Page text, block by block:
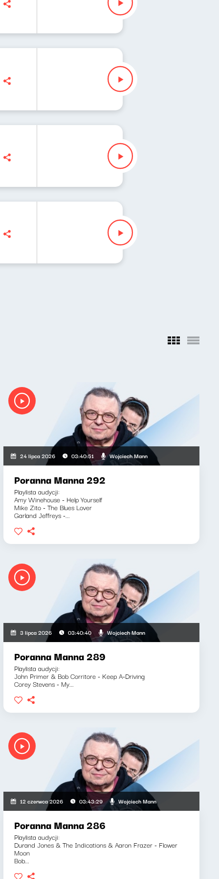
24 lipca 2026 03:40:51 Wojciech Mann
Poranna Manna 292
Playlista audycji:
Amy Winehouse - Help Yourself
Mike Zito - The Blues Lover
Garland Jeffreys -...
3 lipca 2026 03:40:40 Wojciech Mann
Poranna Manna 289
Playlista audycji:
John Primer & Bob Corritore - Keep A-Driving
Corey Stevens - My...
12 czerwca 2026 03:43:29 Wojciech Mann
Poranna Manna 286
Playlista audycji:
Durand Jones & The Indications & Aaron Frazer - Flower
Moon
Bob...